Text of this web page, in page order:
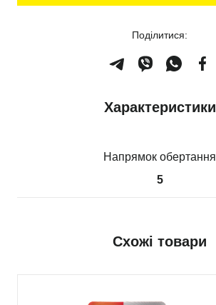
Поділитися:
Характеристики
Напрямок обертання
5
Схожі товари